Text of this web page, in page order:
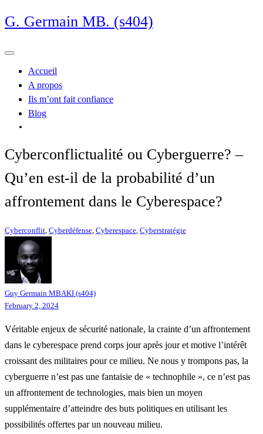
Skip
to
G. Germain MB. (s404)
Accueil
A propos
Ils m’ont fait confiance
Blog
Cyberconflictualité ou Cyberguerre? –
Qu’en est-il de la probabilité d’un
affrontement dans le Cyberespace?
Cyberconflit Cyberdéfense Cyberespace Cyberstratégie
Guy Germain MBAKI (s404)
February 2, 2024
Véritable enjeux de sécurité nationale, la crainte d’un affrontement
dans le cyberespace prend corps jour après jour et motive l’intérêt
croissant des militaires pour ce milieu. Ne nous y trompons pas, la
cyberguerre n’est pas une fantaisie de « technophile », ce n’est pas
un affrontement de technologies, mais bien un moyen
supplémentaire d’atteindre des buts politiques en utilisant les
possibilités offertes par un nouveau milieu.